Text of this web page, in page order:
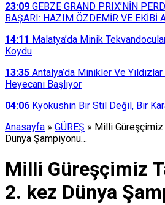
23:09 GEBZE GRAND PRIX’NİN
BAŞARI: HAZIM ÖZDEMİR VE EKİBİ
14:11 Malatya’da Minik
Koydu
13:35 Antalya’da Minikler Ve
Heyecanı Başlıyor
04:06 Kyokushin Bir Stil Değil, Bir
Anasayfa » GÜREŞ » Milli Güreşçimiz
Dünya Şampiyonu…
Milli Güreşçimiz
2. kez Dünya